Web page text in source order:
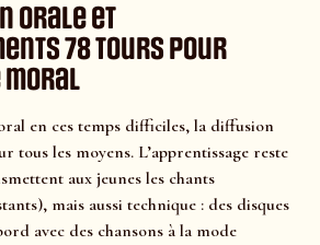
orale et
78 tours pour
moral
en ces temps difficiles, la diffusion
tous les moyens. L’apprentissage reste
aux jeunes les chants
mais aussi technique : des disques
avec des chansons à la mode